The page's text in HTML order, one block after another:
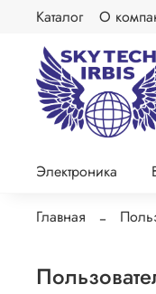
Каталог О
Электроника
Главная